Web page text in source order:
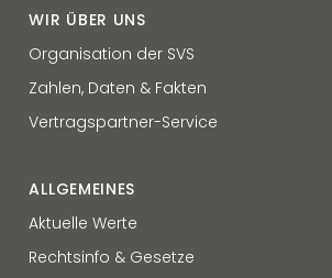
WIR ÜBER UNS
Organisation der SVS
Zahlen, Daten & Fakten
Vertragspartner-Service
ALLGEMEINES
Aktuelle Werte
Rechtsinfo & Gesetze